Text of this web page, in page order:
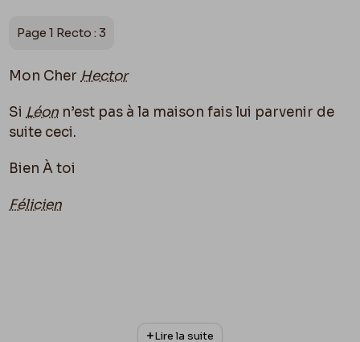
Page 1 Recto : 3
Mon CherHector
SiLéon n’est pas à la maison fais lui parvenir de
suite ceci.
Bien À toi
Félicien
Lire la suite